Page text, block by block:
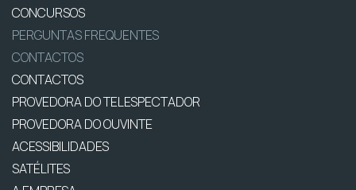
CONCURSOS
PERGUNTAS FREQUENTES
CONTACTOS
CONTACTOS
PROVEDORA DO TELESPECTADOR
PROVEDORA DO OUVINTE
ACESSIBILIDADES
SATÉLITES